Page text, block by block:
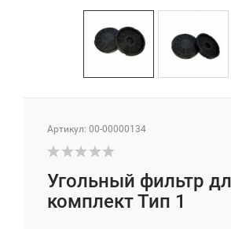
Артикул: 00-00000134
Угольный фильтр
комплект Тип 1